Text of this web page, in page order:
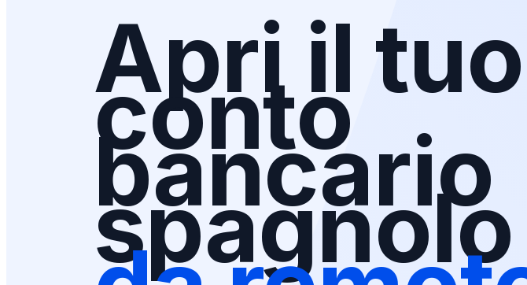
Apri il tuo
conto
bancario
spagnolo